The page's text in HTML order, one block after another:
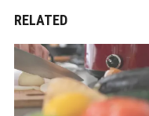
RELATED